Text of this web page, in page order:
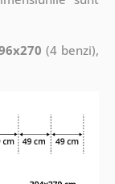
(4 benzi),